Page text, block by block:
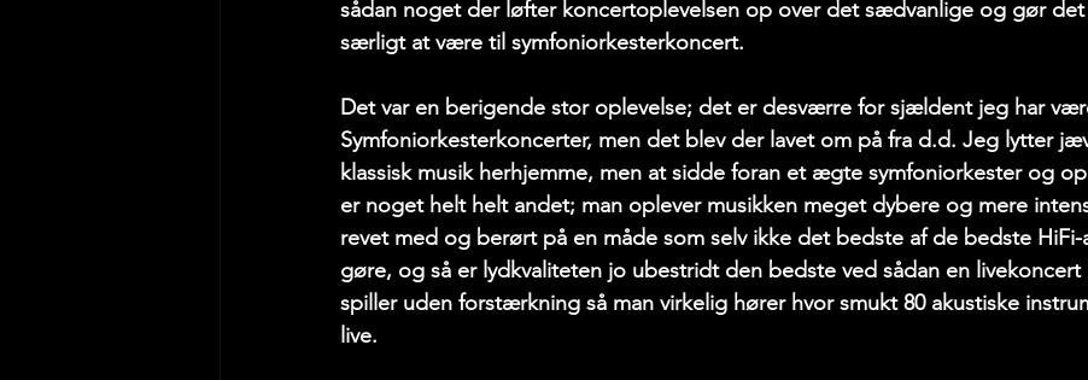
sådan noget der løfter koncertoplevelsen op over det sædvanlige og gør
særligt at være til symfoniorkesterkoncert.
Det var en berigende stor oplevelse; det er desværre for sjældent jeg har
Symfoniorkesterkoncerter, men det blev der lavet om på fra d.d. Jeg lytter
klassisk musik herhjemme, men at sidde foran et ægte symfoniorkester og
er noget helt helt andet; man oplever musikken meget dybere og mere
revet med og berørt på en måde som selv ikke det bedste af de bedste
gøre, og så er lydkvaliteten jo ubestridt den bedste ved sådan en
spiller uden forstærkning så man virkelig hører hvor smukt 80 akustiske
live.